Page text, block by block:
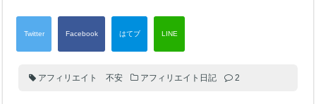
アフィリエイト 不安 アフィリエイト日記 2